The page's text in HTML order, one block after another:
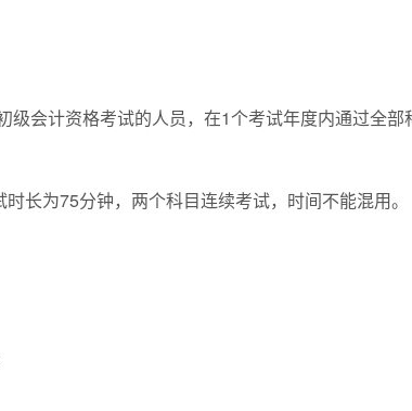
会计资格考试的人员，在1个考试年度内通过全部
长为75分钟，两个科目连续考试，时间不能混用。